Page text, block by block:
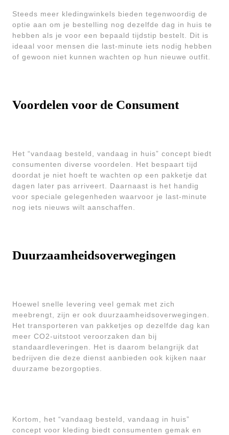
Steeds meer kledingwinkels bieden tegenwoordig de
optie aan om je bestelling nog dezelfde dag in huis te
hebben als je voor een bepaald tijdstip bestelt. Dit is
ideaal voor mensen die last-minute iets nodig hebben
of gewoon niet kunnen wachten op hun nieuwe outfit.
Voordelen voor de Consument
Het “vandaag besteld, vandaag in huis” concept biedt
consumenten diverse voordelen. Het bespaart tijd
doordat je niet hoeft te wachten op een pakketje dat
dagen later pas arriveert. Daarnaast is het handig
voor speciale gelegenheden waarvoor je last-minute
nog iets nieuws wilt aanschaffen.
Duurzaamheidsoverwegingen
Hoewel snelle levering veel gemak met zich
meebrengt, zijn er ook duurzaamheidsoverwegingen.
Het transporteren van pakketjes op dezelfde dag kan
meer CO2-uitstoot veroorzaken dan bij
standaardleveringen. Het is daarom belangrijk dat
bedrijven die deze dienst aanbieden ook kijken naar
duurzame bezorgopties.
Kortom, het “vandaag besteld, vandaag in huis”
concept voor kleding biedt consumenten gemak en